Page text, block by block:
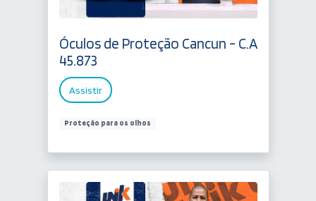
Óculos de Proteção Cancun - C.A
45.873
Assistir
Proteção para os olhos